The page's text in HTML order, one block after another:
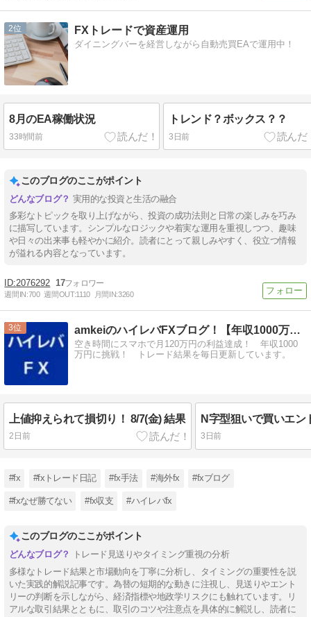
2 FXトレードで資産運用
ダイニングバーを経営しながら自動売買EAで運用中！
8月のEA稼働状況
33時間前
トレンド？ボックス？？
3日前
このブログのここがポイント
実用的な投資と生活の融合
多彩なトピックを取り上げながら、投資の成功法則と日常の楽しみを巧み
に描写しています。シンプルなロジックや着実な運用を重視しつつ、趣味
や日々の出来事も軽やかに紹介。読者にとって親しみやすく、役立つ情報
が溢れる内容となっています。
2076292 17
週間IN:700 週間OUT:1110 月間IN:3260
3 amkeiのハイレバFXブログ！【年収1000万円に挑戦！】
空き時間にスマホで月120万円の利益達成！ 年収1000
万円に挑戦！ トレード結果を毎日更新しています。
上値抑えられて損切り！ 8/7(金) 結果
2日前 3日前
#fx #fxトレード日記 #fx手法 #海外fx #fxブログ
#fxなぜ勝てない #fx収支 #ハイレバfx
このブログのここがポイント
トレード見送りやタイミング重視の分析
多様なトレード結果と市場動向を丁寧に分析し、タイミングの重要性を説
いた実践的解説記事です。為替の短期的な動きに注視し、見送りやエント
リーの判断を示しながら、経済指標や地政学リスクにも触れています。リ
アルな取引結果とともに、取引のコツや注意点を具体的に解説し、読者に